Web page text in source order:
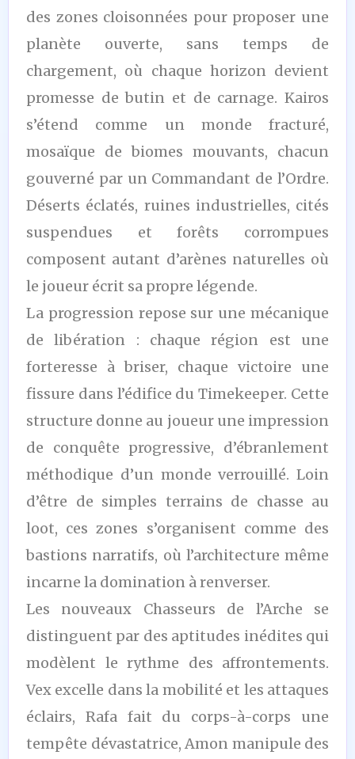
des zones cloisonnées pour proposer une
planète ouverte, sans temps de
chargement, où chaque horizon devient
promesse de butin et de carnage. Kairos
s’étend comme un monde fracturé,
mosaïque de biomes mouvants, chacun
gouverné par un Commandant de l’Ordre.
Déserts éclatés, ruines industrielles, cités
suspendues et forêts corrompues
composent autant d’arènes naturelles où
le joueur écrit sa propre légende.
La progression repose sur une mécanique
de libération : chaque région est une
forteresse à briser, chaque victoire une
fissure dans l’édifice du Timekeeper. Cette
structure donne au joueur une impression
de conquête progressive, d’ébranlement
méthodique d’un monde verrouillé. Loin
d’être de simples terrains de chasse au
loot, ces zones s’organisent comme des
bastions narratifs, où l’architecture même
incarne la domination à renverser.
Les nouveaux Chasseurs de l’Arche se
distinguent par des aptitudes inédites qui
modèlent le rythme des affrontements.
Vex excelle dans la mobilité et les attaques
éclairs, Rafa fait du corps-à-corps une
tempête dévastatrice, Amon manipule des